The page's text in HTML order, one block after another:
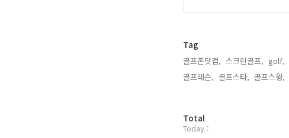
Tag
골프존닷컴, 스크린골프, golf,
골프레슨, 골프스타, 골프스윙,
방
문
Total
Today :